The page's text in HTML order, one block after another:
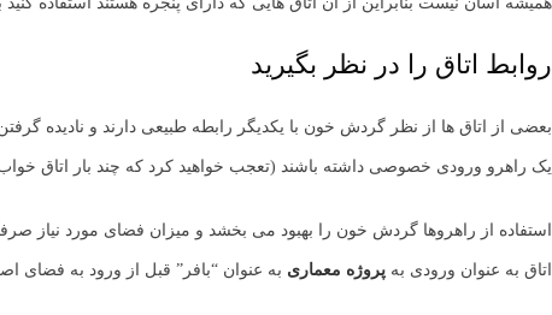
روابط اتاق را در نظر بگیرید
بعضی از اتاق ها از نظر گردش خون با یکدیگر رابطه طبیعی دارند و نادیده
یک راهرو ورودی خصوصی داشته باشند (تعجب خواهید کرد که چند بار اتاق خواب
استفاده از راهروها گردش خون را بهبود می بخشد و میزان فضای مورد نیاز
اتاق به عنوان ورودی به پروژه معماری به عنوان “بافر” قبل از ورود به فضای